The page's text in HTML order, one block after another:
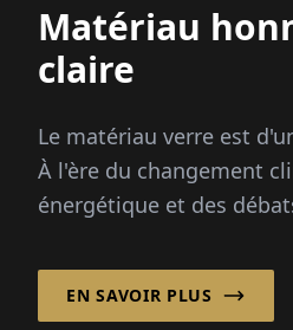
Matériau
claire
Le matériau verre est
À l'ère du changement
énergétique et des
projecteurs : infiniment
EN SAVOIR PLUS